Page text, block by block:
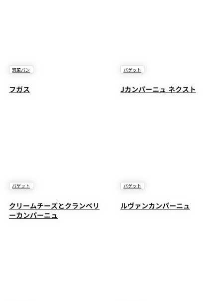
惣菜パン
フガス
バゲット
Jカンパーニュ ネクスト
バゲット
クリームチーズとクランベリ
ーカンパーニュ
バゲット
ルヴァンカンパーニュ